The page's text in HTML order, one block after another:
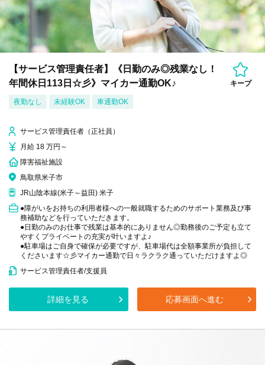
【サービス管理責任者】《日勤のみ◎残業なし！
年間休日113日☆彡》マイカー通勤OK♪
キープ
夜勤なし 未経験OK 車通勤OK
サービス管理責任者（正社員）
月給 18 万円～
障害福祉施設
鳥取県米子市
JR山陰本線(米子～益田) 米子
●障がいをお持ちの利用者様への一般就職するためのサポート業務及び事
務補助などを行っていただきます。
●日勤のみのお仕事で残業は基本的にありません◎勤務後のご予定も立て
やすくプライベートの充実が叶いますよ♪
●駐車場はご自身で確保が必要ですが、駐車場代は全額事業所が負担して
くださいます☆彡マイカー通勤で日々ラクラク通っていただけますよ◎
サービス管理責任者/支援員
詳細を見る 応募画面へ進む